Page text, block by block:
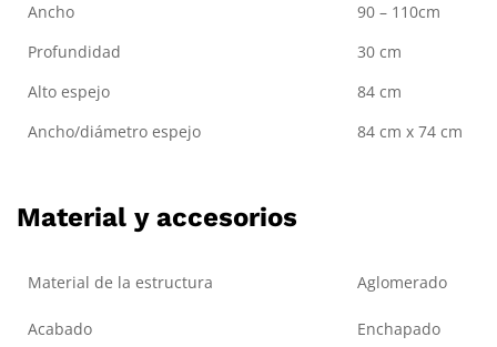
Ancho
90 – 110cm
Profundidad
30 cm
Alto espejo
84 cm
Ancho/diámetro espejo
84 cm x 74 cm
Material y accesorios
Material de la estructura Aglomerado
Acabado Enchapado